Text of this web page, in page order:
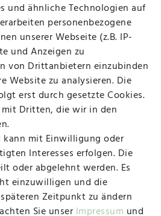
Kontakt
Freitag
und ähnliche Technologien auf
personenbezogene
unserer Webseite (z.B. IP-
und Anzeigen zu
von Drittanbietern einzubinden
Website zu analysieren. Die
erst durch gesetzte Cookies.
Dritten, die wir in den
kann mit Einwilligung oder
Interesses erfolgen. Die
oder abgelehnt werden. Es
einzuwilligen und die
Zeitpunkt zu ändern
Sie unser Impressum und